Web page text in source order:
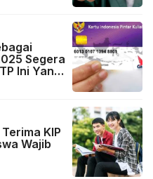
Segera
Ini Yang
KIP
Wajib